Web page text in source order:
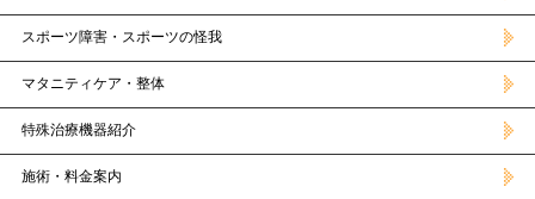
スポーツ障害・スポーツの怪我
マタニティケア・整体
特殊治療機器紹介
施術・料金案内